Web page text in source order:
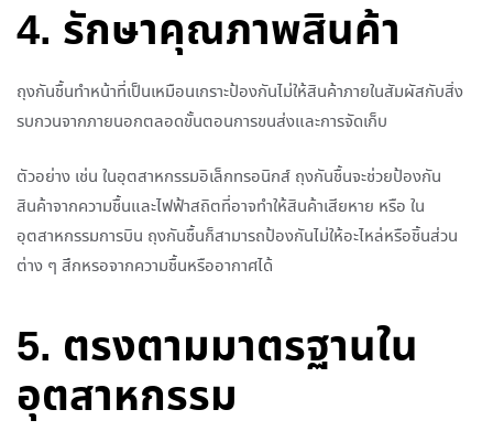
4. รักษาคุณภาพสินค้า
ถุงกันชื้นทำหน้าที่เป็นเหมือนเกราะป้องกันไม่ให้สินค้าภายในสัมผัสกับสิ่ง
รบกวนจากภายนอกตลอดขั้นตอนการขนส่งและการจัดเก็บ
ตัวอย่าง เช่น ในอุตสาหกรรมอิเล็กทรอนิกส์ ถุงกันชื้นจะช่วยป้องกัน
สินค้าจากความชื้นและไฟฟ้าสถิตที่อาจทำให้สินค้าเสียหาย หรือ ใน
อุตสาหกรรมการบิน ถุงกันชื้นก็สามารถป้องกันไม่ให้อะไหล่หรือชิ้นส่วน
ต่าง ๆ สึกหรอจากความชื้นหรืออากาศได้
5. ตรงตามมาตรฐานใน
อุตสาหกรรม